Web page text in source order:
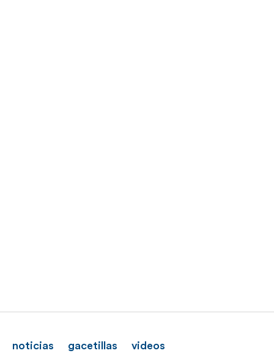
noticias gacetillas videos